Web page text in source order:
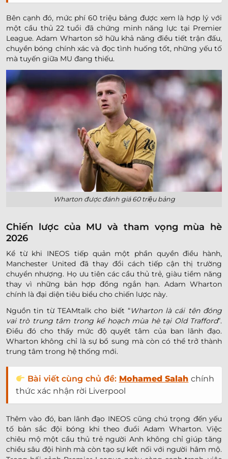
Bên cạnh đó, mức phí 60 triệu bảng được xem là hợp lý với
một cầu thủ 22 tuổi đã chứng minh năng lực tại Premier
League. Adam Wharton sở hữu khả năng điều tiết trận đấu,
chuyền bóng chính xác và đọc tình huống tốt, những yếu tố
mà tuyến giữa MU đang thiếu.
Wharton được đánh giá 60 triệu bảng
Chiến lược của MU và tham vọng mùa hè
2026
Kể từ khi INEOS tiếp quản một phần quyền điều hành,
Manchester United đã thay đổi cách tiếp cận thị trường
chuyển nhượng. Họ ưu tiên các cầu thủ trẻ, giàu tiềm năng
thay vì những bản hợp đồng ngắn hạn. Adam Wharton
chính là đại diện tiêu biểu cho chiến lược này.
Nguồn tin từ TEAMtalk cho biết “Wharton là cái tên đóng
vai trò trung tâm trong kế hoạch mùa hè tại Old Trafford”.
Điều đó cho thấy mức độ quyết tâm của ban lãnh đạo.
Wharton không chỉ là sự bổ sung mà còn có thể trở thành
trung tâm trong hệ thống mới.
Bài viết cùng chủ đề: Mohamed Salah chính
thức xác nhận rời Liverpool
Thêm vào đó, ban lãnh đạo INEOS cũng chú trọng đến yếu
tố bản sắc đội bóng khi theo đuổi Adam Wharton. Việc
chiêu mộ một cầu thủ trẻ người Anh không chỉ giúp tăng
chiều sâu đội hình mà còn tạo sự kết nối với người hâm mộ.